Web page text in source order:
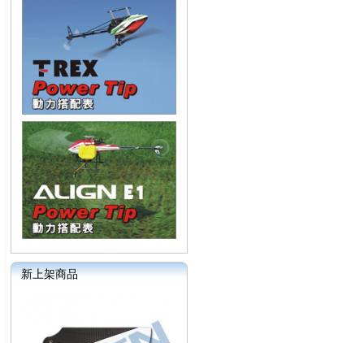
新上架商品